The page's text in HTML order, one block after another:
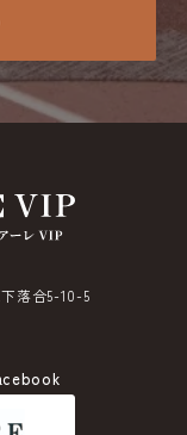
落合5-10-5